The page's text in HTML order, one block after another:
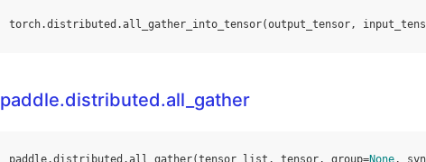
torch.distributed .all_gather_into_tensor(output_tensor,
paddle.distributed.all_gather
paddle.distributed .all_gather(tensor_list , tensor, group=None,